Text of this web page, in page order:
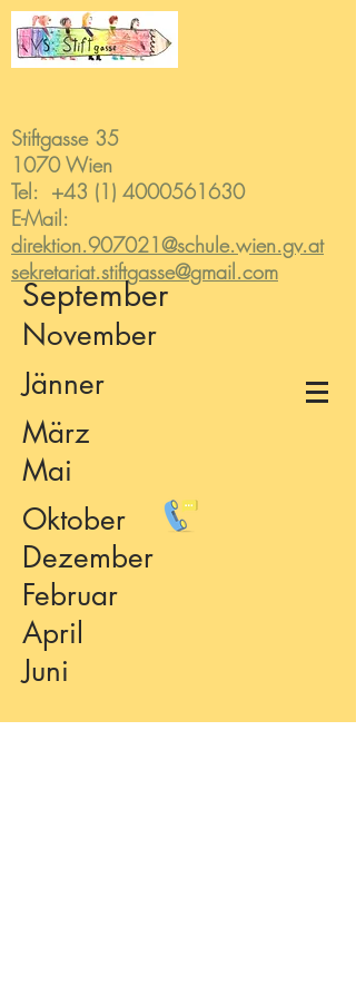
Stiftgasse 35
1070 Wien
Tel: +43 (1) 4000561630
E-Mail:
direktion.907021@schule.wien.gv.at
sekretariat.stiftgasse@gmail.com
September
November
Jänner
März
Mai
Oktober
Dezember
Februar
April
Juni